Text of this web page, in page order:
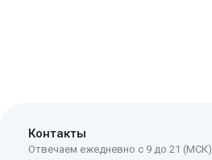
Контакты
Отвечаем ежедневно с 9 до 21 (МСК)